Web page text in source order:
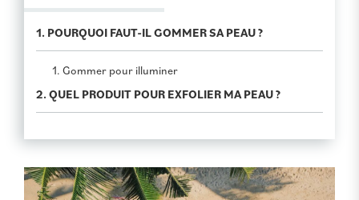
1. POURQUOI FAUT-IL GOMMER SA PEAU ?
1. Gommer pour illuminer
2. QUEL PRODUIT POUR EXFOLIER MA PEAU ?